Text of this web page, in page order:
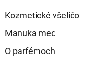
Kozmetické všeličo
Manuka med
O parfémoch